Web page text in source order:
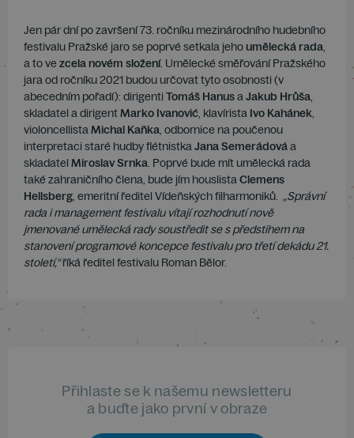
Jen pár dní po završení 73. ročníku mezinárodního hudebního
festivalu Pražské jaro se poprvé setkala jehoumělecká rada,
a to vezcela novém složení. Umělecké směřování Pražského
jara od ročníku 2021 budou určovat tyto osobnosti (v
abecedním pořadí): dirigentiTomáš HanusaJakub Hrůša,
skladatel a dirigentMarko Ivanović, klavírista Ivo Kahánek,
violoncellistaMichal Kaňka, odbornice na poučenou
interpretaci staré hudby flétnistkaJanaSemerádováa
skladatelMiroslavSrnka. Poprvé bude mít umělecká rada
také zahraničního člena, bude jím houslistaClemens
Hellsberg, emeritní ředitel Vídeňských filharmoniků. „Správní
rada i management festivalu vítají rozhodnutí nově
jmenované umělecká rady soustředit se s předstihem na
stanovení programové koncepce festivalu pro třetí dekádu 21.
století,“říká ředitel festivalu Roman Bělor.
Přihlaste se k našemu newsletteru
a buďte jako první v obraze